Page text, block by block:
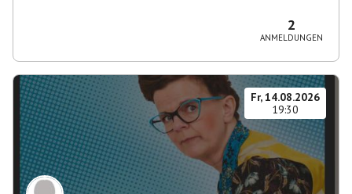
2
ANMELDUNGEN
Fr, 14.08.2026
19:30